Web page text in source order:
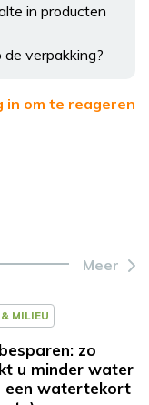
in producten
verpakking?
in om te reageren
Meer
MILIEU
zo
u minder water
een watertekort